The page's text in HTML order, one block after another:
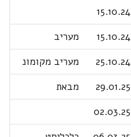
15.10.24
15.10.24
מעריב
25.10.24
מעריב מקומונ
29.01.25
מבאת
02.03.25